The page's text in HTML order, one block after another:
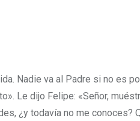
Nadie va al Padre si no es
Le dijo Felipe: «Señor,
¿y todavía no me conoces?